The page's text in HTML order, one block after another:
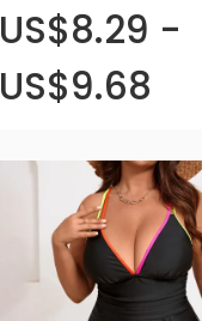
US$8.29 -
US$9.68